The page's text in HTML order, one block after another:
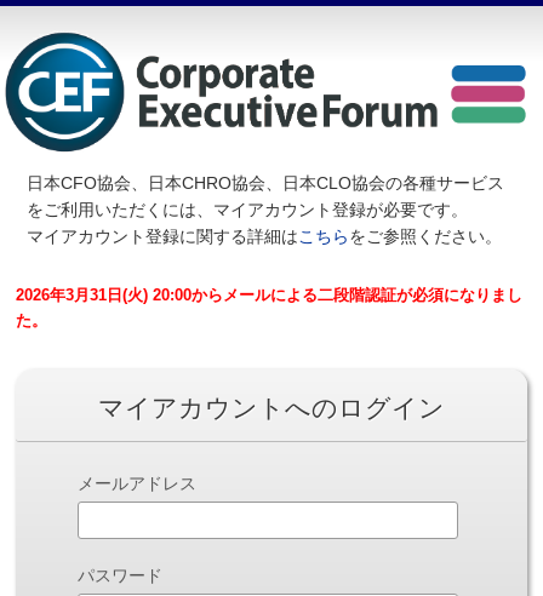
日本CFO協会、日本CHRO協会、日本CLO協会の各種サービス
をご利用いただくには、マイアカウント登録が必要です。
マイアカウント登録に関する詳細はこちらをご参照ください。
2026年3月31日(火) 20:00からメールによる二段階認証が必須になりまし
た。
マイアカウントへのログイン
メールアドレス
パスワード